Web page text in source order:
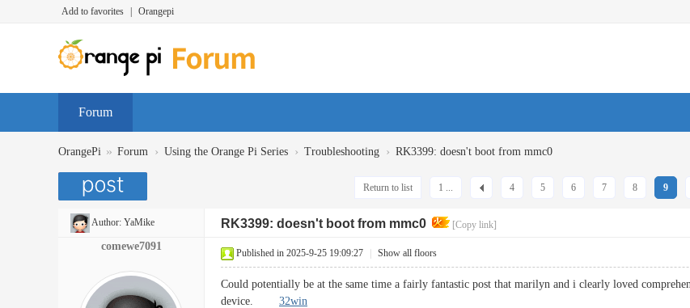
Add to favorites Orangepi
Forum
OrangePi » Forum › Using the Orange Pi Series › Troubleshooting › RK3399: doesn't boot from mmc0
1 ... 4 5 6 7 8 9
Return to list
Author: YaMike RK3399: doesn't boot from mmc0 [Copy link]
comewe7091
Published in 2025-9-25 19:09:27 Show all floors
Could potentially be at the same time a fairly fantastic post that marilyn and i clearly loved
device. 32win